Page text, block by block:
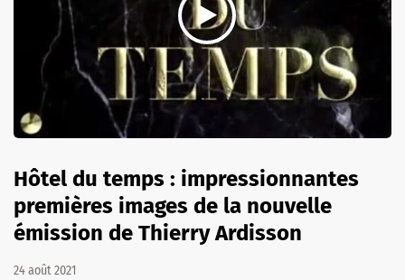
Hôtel du temps : impressionnantes
premières images de la nouvelle
émission de Thierry Ardisson
24 août 2021